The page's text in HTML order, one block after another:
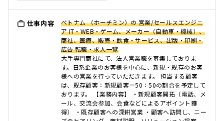
仕事内容
ベトナム （ホーチミン）の 営業/セールスエンジニ
ア IT・WEB・ゲーム、メーカー（自動車・機械）、
商社、医療、販売・飲食・サービス、出版・印刷・
広告 転職・求人一覧
大手専門商社にて、法人営業職を募集しておりま
す。日系企業のお客様を中心に、新規・既存のお客
様への営業を行っていただきます。 担当する顧客
は、既存顧客：新規顧客＝50：50の割合を予定して
おります。 【業務内容】 ・新規顧客開拓（電話、メ
ール、交流会参加、会食などによるアポイント獲
得） ・既存顧客への深耕営業 ・顧客へ訪問し、ニー